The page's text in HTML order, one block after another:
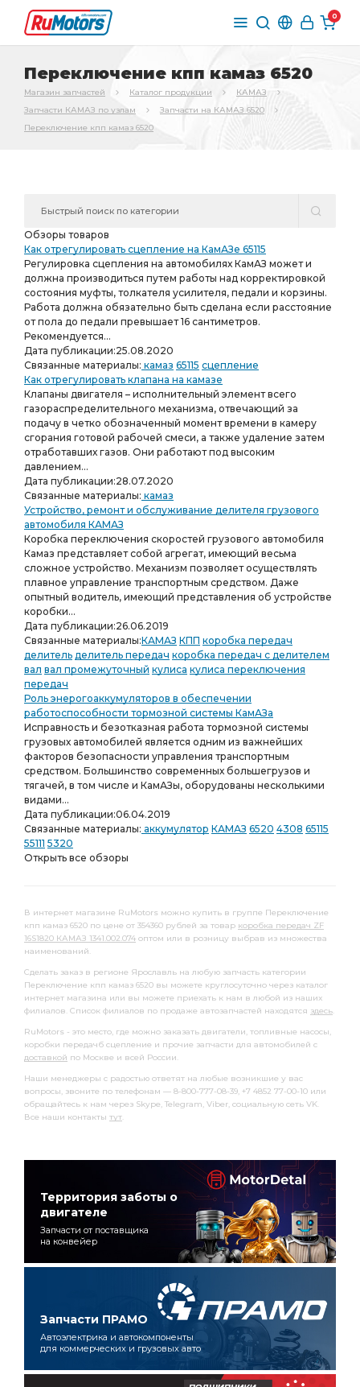
0
Переключение кпп камаз 6520
Магазин запчастей Каталог продукции
КАМАЗ
Запчасти КАМАЗ по узлам
Запчасти на КАМАЗ 6520
Переключение кпп камаз 6520
Обзоры товаров
Как отрегулировать сцепление на КамАЗе 65115
Регулировка сцепления на автомобилях КамАЗ может и
должна производиться путем работы над корректировкой
состояния муфты, толкателя усилителя, педали и корзины.
Работа должна обязательно быть сделана если расстояние
от пола до педали превышает 16 сантиметров.
Рекомендуется...
Дата публикации:25.08.2020
Связанные материалы: камаз 65115 сцепление
Как отрегулировать клапана на камазе
Клапаны двигателя – исполнительный элемент всего
газораспределительного механизма, отвечающий за
подачу в четко обозначенный момент времени в камеру
сгорания готовой рабочей смеси, а также удаление затем
отработавших газов. Они работают под высоким
давлением...
Дата публикации:28.07.2020
Связанные материалы: камаз
Устройство, ремонт и обслуживание делителя грузового
автомобиля КАМАЗ
Коробка переключения скоростей грузового автомобиля
Камаз представляет собой агрегат, имеющий весьма
сложное устройство. Механизм позволяет осуществлять
плавное управление транспортным средством. Даже
опытный водитель, имеющий представления об устройстве
коробки...
Дата публикации:26.06.2019
Связанные материалы:КАМАЗ КПП коробка передач
делитель делитель передач коробка передач с делителем
вал вал промежуточный кулиса кулиса переключения
передач
Роль энерогоаккумуляторов в обеспечении
работоспособности тормозной системы КамАЗа
Исправность и безотказная работа тормозной системы
грузовых автомобилей является одним из важнейших
факторов безопасности управления транспортным
средством. Большинство современных большегрузов и
тягачей, в том числе и КамАЗы, оборудованы несколькими
видами...
Дата публикации:06.04.2019
Связанные материалы: аккумулятор КАМАЗ 6520 4308 65115
55111 5320
Открыть все обзоры
В интернет магазине RuMotors можно купить в группе Переключение
кпп камаз 6520 по цене от 354360 рублей за товар коробка передач ZF
16S1820 КАМАЗ 1341.002.074 оптом или в розницу выбрав из множества
наименований.
Сделать заказ в регионе Ярославль на любую запчасть категории
Переключение кпп камаз 6520 вы можете круглосуточно через каталог
интернет магазина или вы можете приехать к нам в любой из наших
филиалов. Список филиалов по продаже автозапчастей находятся здесь.
RuMotors - это место, где можно заказать двигатели, топливные насосы,
коробки передачб сцепление и прочие запчасти для автомобилей с
доставкой по Москве и всей России.
Наши менеджеры с радостью ответят на любые возникшие у вас
вопросы, звоните по телефонам — 8-800-777-08-39, +7 4852 77-00-10 или
обращайтесь к нам через Skype, Telegram, Viber, социальную сеть VK.
Все наши контакты тут.
Территория заботы о
двигателе
Запчасти от поставщика
на конвейер
Запчасти ПРАМО
Автоэлектрика и автокомпоненты
для коммерческих и грузовых авто